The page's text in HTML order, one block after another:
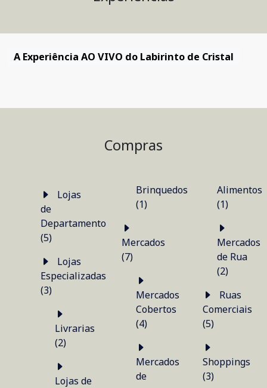
A Experiência AO VIVO do Labirinto de Cristal
Compras
de
Departamento
(5)
Especializadas
(3)
Livrarias
(2)
Lojas de
Brinquedos
(1)
Mercados
(7)
Mercados
Cobertos
(4)
Mercados
de
Alimentos
(1)
Mercados
de Rua
(2)
Comerciais
(5)
Shoppings
(3)